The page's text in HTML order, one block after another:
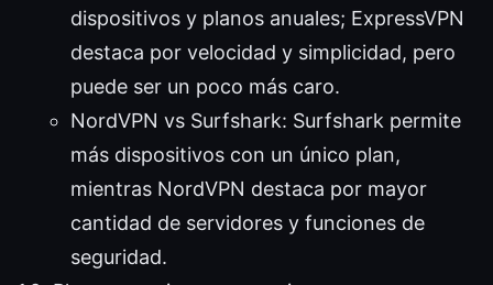
dispositivos y planos anuales; ExpressVPN
destaca por velocidad y simplicidad, pero
puede ser un poco más caro.
NordVPN vs Surfshark: Surfshark permite
más dispositivos con un único plan,
mientras NordVPN destaca por mayor
cantidad de servidores y funciones de
seguridad.